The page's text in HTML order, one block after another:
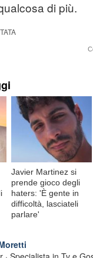
di più.
Javier Martinez si
prende gioco degli
haters: 'È gente in
difficoltà, lasciateli
parlare'